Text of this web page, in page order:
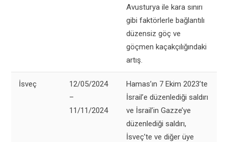
Avusturya ile kara sınırı
gibi faktörlerle bağlantılı
düzensiz göç ve
göçmen kaçakçılığındaki
artış.
İsveç
12/05/2024
–
11/11/2024
Hamas’ın 7 Ekim 2023’te
İsrail’e düzenlediği saldırı
ve İsrail’in Gazze’ye
düzenlediği saldırı,
İsveç’te ve diğer üye